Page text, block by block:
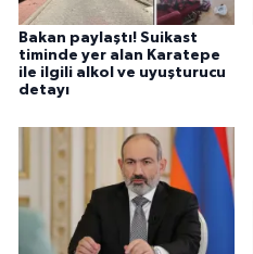
Bakan paylaştı! Suikast
timinde yer alan Karatepe
ile ilgili alkol ve uyuşturucu
detayı